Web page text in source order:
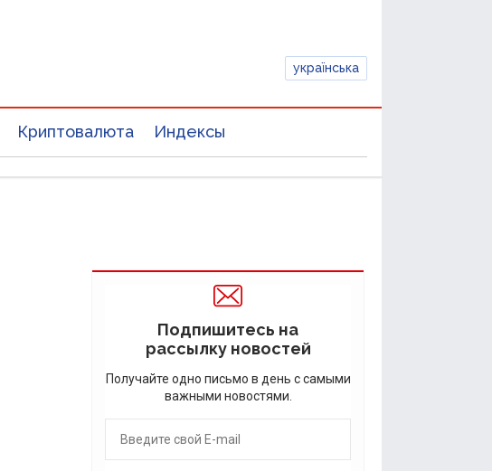
українська
Криптовалюта Индексы
Подпишитесь на
рассылку новостей
Получайте одно письмо в день с самыми
важными новостями.